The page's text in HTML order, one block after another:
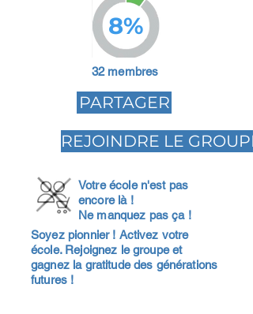
8%
32 membres
PARTAGER
REJOINDRE LE GROUPE
Votre école n'est pas
encore là !
Ne manquez pas ça !
Soyez pionnier ! Activez votre
école. Rejoignez le groupe et
gagnez la gratitude des générations
futures !